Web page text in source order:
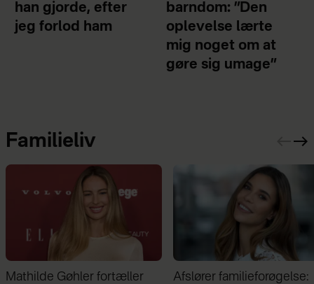
han gjorde, efter
jeg forlod ham
barndom: ”Den
oplevelse lærte
mig noget om at
gøre sig umage”
Familieliv
Mathilde Gøhler fortæller
Afslører familieforøgelse: